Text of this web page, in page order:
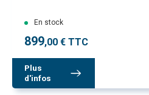
En stock
899,00 € TTC
Plus
d'infos